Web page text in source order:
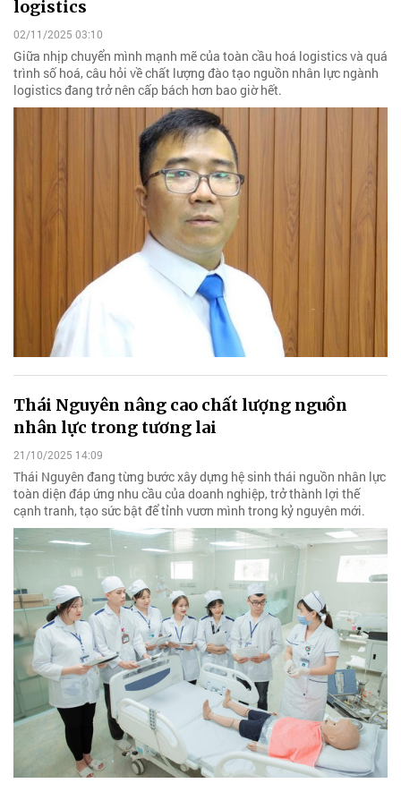
logistics
02/11/2025 03:10
Giữa nhịp chuyển mình mạnh mẽ của toàn cầu hoá logistics và quá
trình số hoá, câu hỏi về chất lượng đào tạo nguồn nhân lực ngành
logistics đang trở nên cấp bách hơn bao giờ hết.
Thái Nguyên nâng cao chất lượng nguồn
nhân lực trong tương lai
21/10/2025 14:09
Thái Nguyên đang từng bước xây dựng hệ sinh thái nguồn nhân lực
toàn diện đáp ứng nhu cầu của doanh nghiệp, trở thành lợi thế
cạnh tranh, tạo sức bật để tỉnh vươn mình trong kỷ nguyên mới.